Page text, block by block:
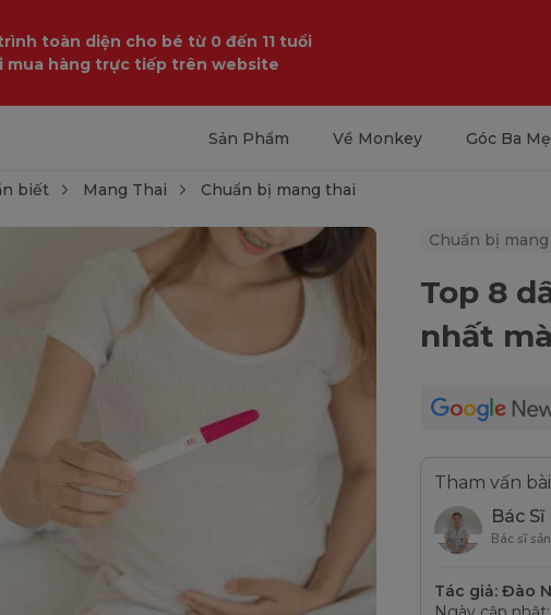
toàn diện cho bé từ 0 đến 11 tuổi
mua hàng trực tiếp trên website
Sản Phẩm Về Monkey Góc Ba Mẹ
biết Mang Thai Chuẩn bị mang thai
Chuẩn bị
Top 8
nhất
Tham vấn
Bác
Bác sĩ
Tác giả: Đào